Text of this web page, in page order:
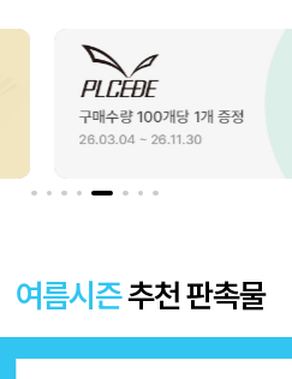
여름시즌추천 판촉물